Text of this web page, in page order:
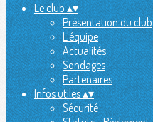
Le club▴▾
Présentation du club
L'équipe
Actualités
Sondages
Partenaires
Infos utiles▴▾
Sécurité